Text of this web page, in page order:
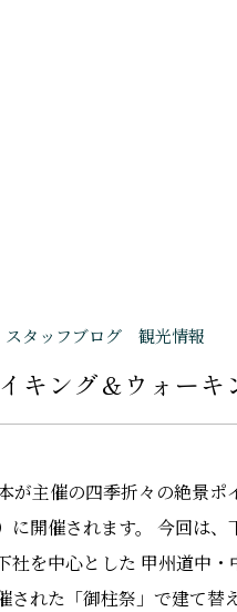
キング＆ウォー
スタッフブログ 観光情報
が主催の四季折々の絶景
に開催されます。 今回は
社を中心とした 甲州道中
された「御柱祭」で建て替